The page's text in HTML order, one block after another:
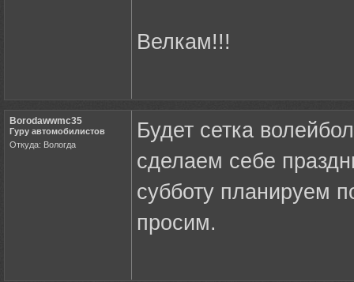
Велкам!!!
Borodawwmc35
Гуру автомобилистов
Откуда: Вологда
Будет сетка
сделаем себе
субботу планируем
просим.